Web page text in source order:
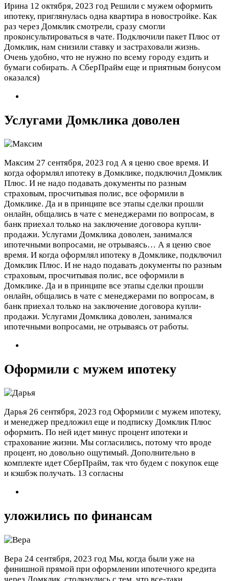
Ирина 12 октября, 2023 год Решили с мужем оформить
ипотеку, приглянулась одна квартира в новостройке. Как
раз через Домклик смотрели, сразу смогли
проконсультироваться в чате. Подключили пакет Плюс от
Домклик, нам снизили ставку и застраховали жизнь.
Очень удобно, что не нужно по всему городу ездить и
бумаги собирать. А СберПрайм еще и приятным бонусом
оказался)
Услугами Домклика доволен
Максим 27 сентября, 2023 год А я ценю свое время. И
когда оформлял ипотеку в Домклике, подключил Домклик
Плюс. И не надо подавать документы по разным
страховым, просчитывая полис, все оформили в
Домклике. Да и в принципе все этапы сделки прошли
онлайн, общались в чате с менеджерами по вопросам, в
банк приехал только на заключение договора купли-
продажи. Услугами Домклика доволен, занимался
ипотечными вопросами, не отрываясь… А я ценю свое
время. И когда оформлял ипотеку в Домклике, подключил
Домклик Плюс. И не надо подавать документы по разным
страховым, просчитывая полис, все оформили в
Домклике. Да и в принципе все этапы сделки прошли
онлайн, общались в чате с менеджерами по вопросам, в
банк приехал только на заключение договора купли-
продажи. Услугами Домклика доволен, занимался
ипотечными вопросами, не отрываясь от работы.
Оформили с мужем ипотеку
Дарья 26 сентября, 2023 год Оформили с мужем ипотеку,
и менеджер предложил еще и подписку Домклик Плюс
оформить. По ней идет минус процент ипотеки и
страхование жизни. Мы согласились, потому что вроде
процент, но довольно ощутимый. Дополнительно в
комплекте идет СберПрайм, так что будем с покупок еще
и кэшбэк получать. 13 согласны
уложились по финансам
Вера 24 сентября, 2023 год Мы, когда были уже на
финишной прямой при оформлении ипотечного кредита
через Домклик, столкнулись с тем, что все-таки